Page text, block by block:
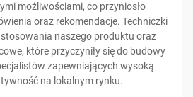
możliwościami, co przyniosło
oraz rekomendacje. Techniczki
stosowania naszego produktu oraz
które przyczyniły się do budowy
zapewniających wysoką
na lokalnym rynku.